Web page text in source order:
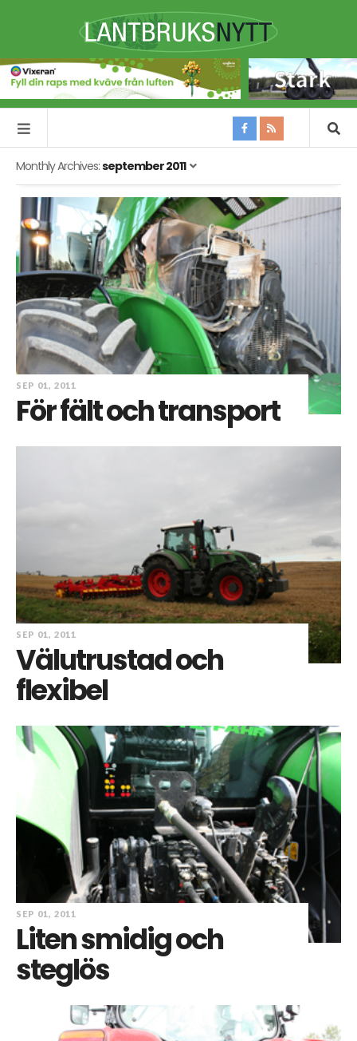
Monthly Archives:september 2011
SEP 01, 2011
För fält och transport
SEP 01, 2011
Välutrustad och
flexibel
SEP 01, 2011
Liten smidig och
steglös